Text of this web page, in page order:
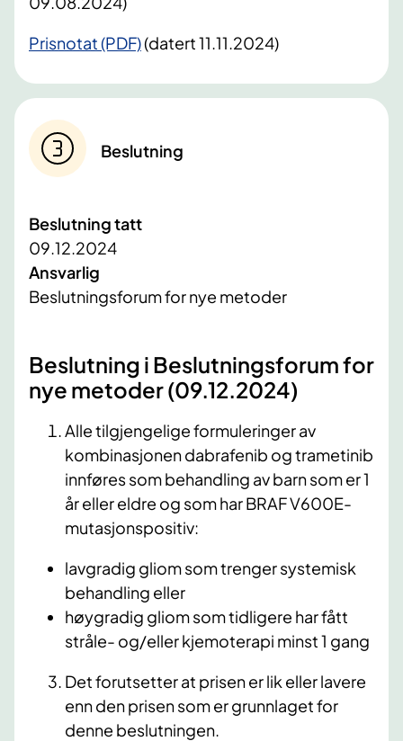
Prisnotat (PDF)(datert 11.11.2024)
Beslutning
Beslutning tatt
09.12.2024
Ansvarlig
Beslutningsforum for nye metoder
Beslutning i Beslutningsforum for
nye metoder (09.12.2024)
Alle tilgjengelige formuleringer av
kombinasjonen dabrafenib og trametinib
innføres som behandling av barn som er 1
år eller eldre og som har BRAF V600E-
mutasjonspositiv:
lavgradig gliom som trenger systemisk
behandling eller
høygradig gliom som tidligere har fått
stråle- og/eller kjemoterapi minst 1 gang
Det forutsetter at prisen er lik eller lavere
enn den prisen som er grunnlaget for
denne beslutningen.